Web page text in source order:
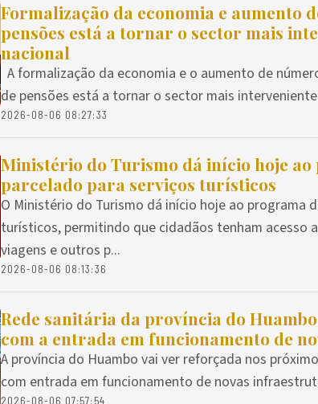
Formalização da economia e aumento
pensões está a tornar o sector mais
nacional
A formalização da economia e o aumento de
de pensões está a tornar o sector mais
2026-08-06 08:27:33
Ministério do Turismo dá início hoje
parcelado para serviços turísticos
O Ministério do Turismo dá início hoje ao programa
turísticos, permitindo que cidadãos tenham acesso
viagens e outros p...
2026-08-06 08:13:36
Rede sanitária da província do
com a entrada em funcionamento de
A província do Huambo vai ver reforçada nos
com entrada em funcionamento de novas
2026-08-06 07:57:54